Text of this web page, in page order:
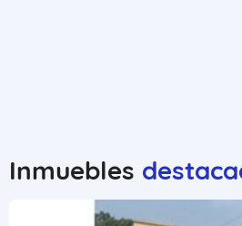
Inmuebles